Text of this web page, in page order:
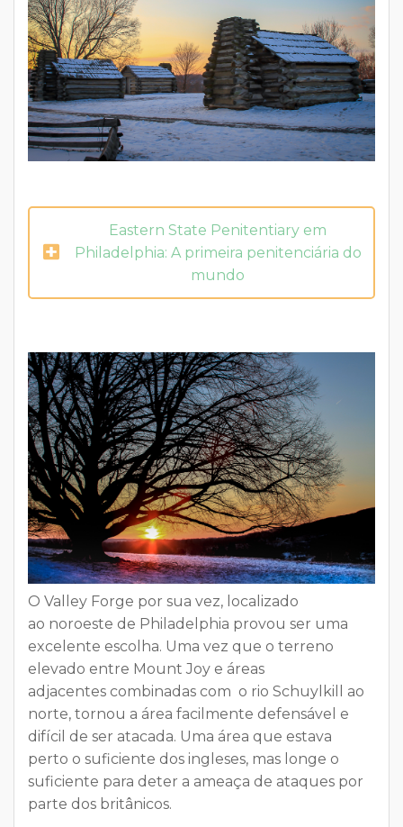
Eastern State Penitentiary em
Philadelphia: A primeira penitenciária do
mundo
O Valley Forge por sua vez, localizado
ao noroeste de Philadelphia provou ser uma
excelente escolha. Uma vez que o terreno
elevado entre Mount Joy e áreas
adjacentes combinadas com o rio Schuylkill
ao
norte, tornou a área facilmente defensável e
difícil de ser atacada. Uma área que estava
perto o suficiente dos ingleses, mas longe o
suficiente para deter a ameaça de ataques por
parte dos britânicos.